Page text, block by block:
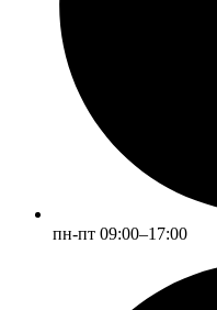
пн-пт 09:00–17:00